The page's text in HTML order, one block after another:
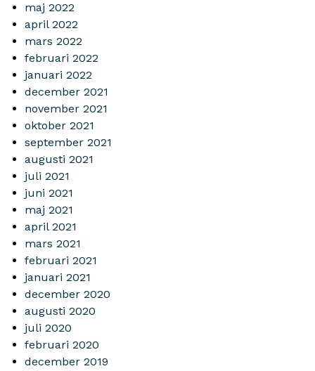
maj 2022
april 2022
mars 2022
februari 2022
januari 2022
december 2021
november 2021
oktober 2021
september 2021
augusti 2021
juli 2021
juni 2021
maj 2021
april 2021
mars 2021
februari 2021
januari 2021
december 2020
augusti 2020
juli 2020
februari 2020
december 2019